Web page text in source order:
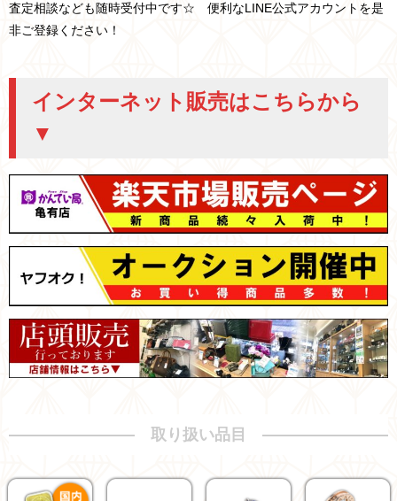
査定相談なども随時受付中です☆ 便利なLINE公式アカウントを是
非ご登録ください！
インターネット販売はこちらから
▼
取り扱い品目